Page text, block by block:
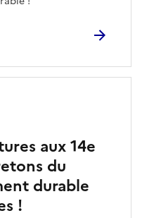
aux 14e
du
durable
!